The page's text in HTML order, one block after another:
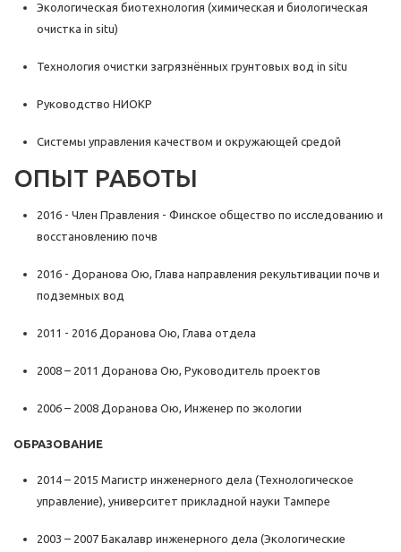
Экологическая биотехнология (химическая и биологическая
очистка in situ)
Технология очистки загрязнённых грунтовых вод in situ
Руководство НИОКР
Системы управления качеством и окружающей средой
ОПЫТ РАБОТЫ
2016 - Член Правления - Финское общество по исследованию и
восстановлению почв
2016 - Доранова Ою, Глава направления рекультивации почв и
подземных вод
2011 - 2016 Доранова Ою, Глава отдела
2008 – 2011 Доранова Ою, Руководитель проектов
2006 – 2008 Доранова Ою, Инженер по экологии
ОБРАЗОВАНИЕ
2014 – 2015 Магистр инженерного дела (Технологическое
управление), университет прикладной науки Тампере
2003 – 2007 Бакалавр инженерного дела (Экологические